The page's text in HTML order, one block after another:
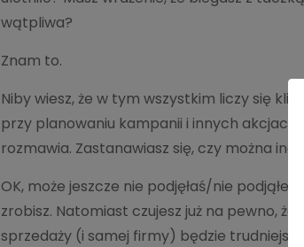
wątpliwa?
Znam to.
Niby wiesz, że w tym wszystkim liczy się
przy planowaniu kampanii i innych akcjach.
rozmawia. Zastanawiasz się, czy można
OK, może jeszcze nie podjęłaś/nie
zrobisz. Natomiast czujesz już na pewno,
sprzedaży (i samej firmy) będzie trudniejszy